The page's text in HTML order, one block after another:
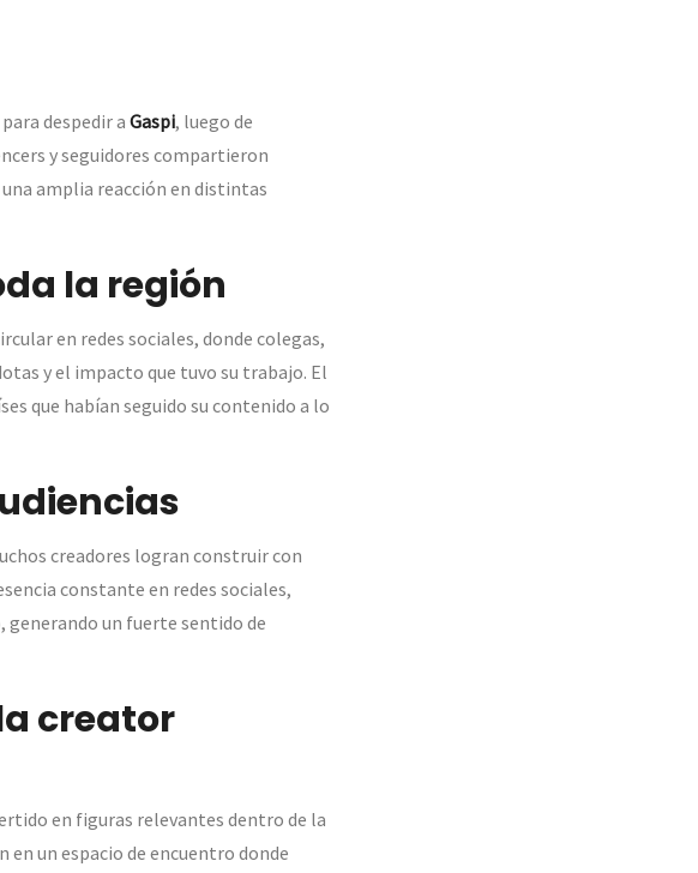
despedir aGaspi, luego de
y seguidores compartieron
amplia reacción en distintas
la región
en redes sociales, donde colegas,
y el impacto que tuvo su trabajo. El
que habían seguido su contenido a lo
creadores logran construir con
constante en redes sociales,
un fuerte sentido de
creator
en figuras relevantes dentro de la
un espacio de encuentro donde